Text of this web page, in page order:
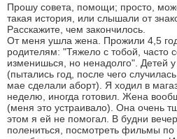
Прошу совета, помощи; просто,
такая история, или слышали от
Расскажите, чем закончилось.
От меня ушла жена. Прожили 4,5
родителям: "Тяжело с тобой, часто
изменишься, но ненадолго". Детей
(пытались год, после чего
мае сделали аборт). Я ходил в
неделю, иногда готовил. Жена
(меня это устраивало). Она очень
этом я ей не помогал. В будни
полениться, посмотреть фильмы